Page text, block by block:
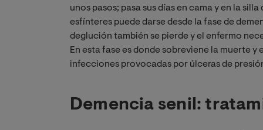
unos pasos; pasa sus días en cama y en la
esfínteres puede darse desde la fase de
deglución también se pierde y el enfermo
En esta fase es donde sobreviene la muerte
infecciones provocadas por úlceras de
Demencia senil: